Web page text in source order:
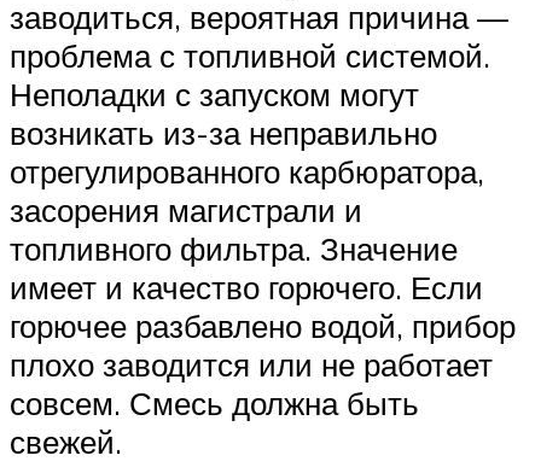
заводиться, вероятная причина —
проблема с топливной системой.
Неполадки с запуском могут
возникать из-за неправильно
отрегулированного карбюратора,
засорения магистрали и
топливного фильтра. Значение
имеет и качество горючего. Если
горючее разбавлено водой, прибор
плохо заводится или не работает
совсем. Смесь должна быть
свежей.